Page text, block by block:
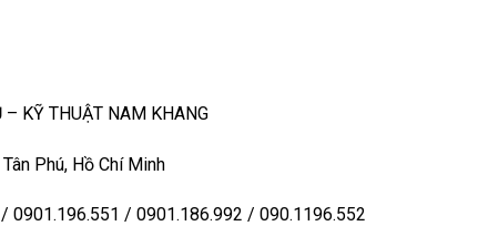
– KỸ THUẬT NAM KHANG
Phú, Hồ Chí Minh
0901.196.551 / 0901.186.992 / 090.1196.552